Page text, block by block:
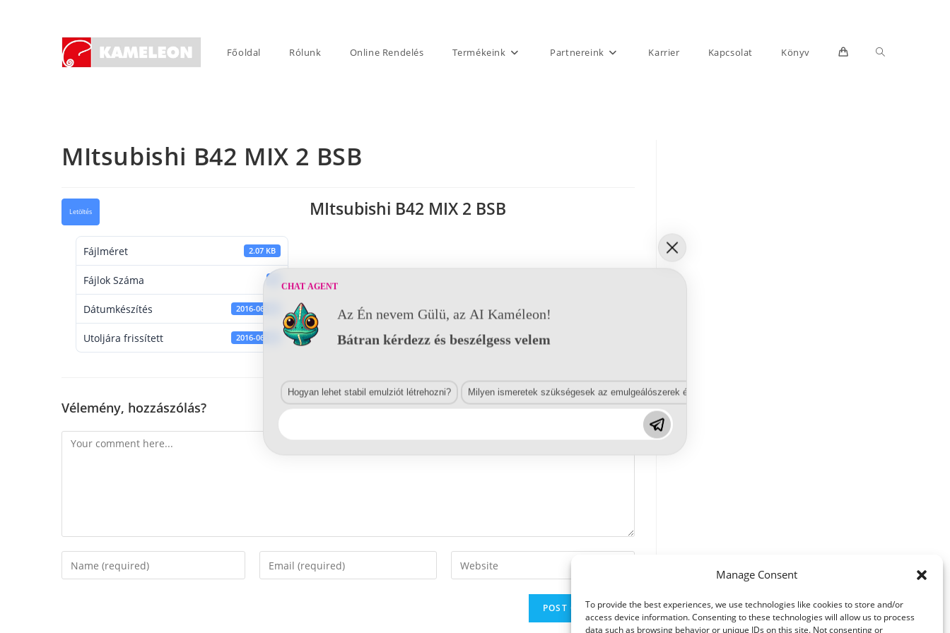
Manage Consent
To provide the best experiences, we use technologies like cookies to store and/or
access device information. Consenting to these technologies will allow us to process
data such as browsing behavior or unique IDs on this site. Not consenting or
Főoldal Rólunk Online Rendelés Termékeink Partnereink Karrier Kapcsolat Könyv Toggle
MItsubishi B42 MIX 2 BSB
Letöltés
Fájlméret 2.07 KB
Fájlok Száma
Dátumkészítés 2016-06-14
Utoljára frissített 2016-06-14
MItsubishi B42 MIX 2 BSB
Vélemény, hozzászólás?
Comment
Enter
your
Enter
your
Enter
your
CHAT AGENT
Az Én nevem Gülü, az AI Kaméleon!
Bátran kérdezz és beszélgess velem
Hogyan lehet stabil emulziót létrehozni? Milyen ismeretek szükségesek az emulgeálószerek és diszpergálószerek terén?